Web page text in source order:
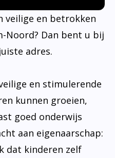
veilige en betrokken
Noord? Dan bent u bij
adres.
en stimulerende
kunnen groeien,
goed onderwijs
aan eigenaarschap:
dat kinderen zelf